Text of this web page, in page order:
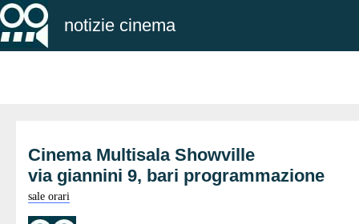
notizie cinema
Cinema Multisala Showville
via giannini 9, bari programmazione
sale orari